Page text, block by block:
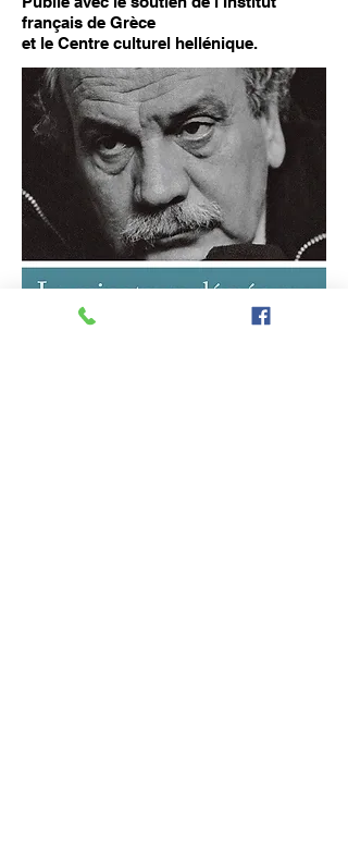
français de Grèce
et le Centre culturel hellénique.